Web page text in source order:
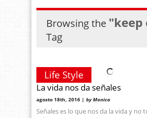
Browsing the "keep
Tag
Life Style
La vida nos da señales
agosto 18th, 2016 | by Monica
Señales es lo que nos da la vida y no